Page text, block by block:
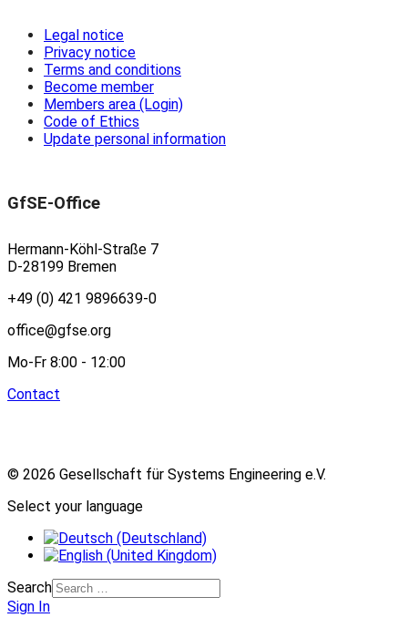
Legal notice
Privacy notice
Terms and conditions
Become member
Members area (Login)
Code of Ethics
Update personal information
GfSE-Office
Hermann-Köhl-Straße 7
D-28199 Bremen
+49 (0) 421 9896639-0
office@gfse.org
Mo-Fr 8:00 - 12:00
Contact
© 2026 Gesellschaft für Systems Engineering e.V.
Select your language
Search
Sign In